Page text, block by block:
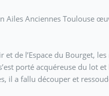
Ailes Anciennes Toulouse
de l’Espace du Bourget,
porté acquéreuse du lot
il a fallu découper et